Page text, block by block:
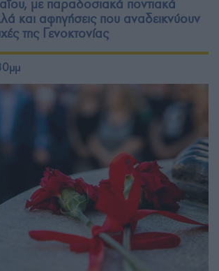
με παραδοσιακά ποντιακά
και αφηγήσεις που αναδεικνύουν
της Γενοκτονίας